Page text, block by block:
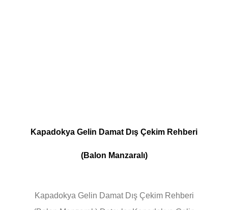
Kapadokya Gelin Damat Dış Çekim Rehberi
(Balon Manzaralı)
Kapadokya Gelin Damat Dış Çekim Rehberi